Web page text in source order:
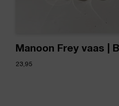
Manoon Frey vaas |
23,95